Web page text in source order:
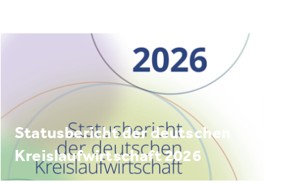
Statusbericht der deutschen
Kreislaufwirtschaft 2026